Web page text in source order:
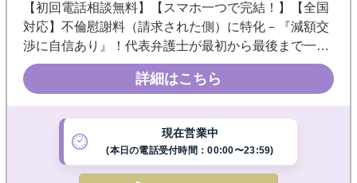
【初回電話相談無料】【スマホ一つで完結！】【全国
対応】不倫慰謝料（請求された側）に特化－『減額交
渉に自信あり』！代表弁護士が最初から最後まで一貫
して対応します。粘り強い交渉で依頼者様の利益を追
求し、家族や職場に知られず解決◎夜間休日も電話で
当日ご相談OK
詳細はこちら
現在営業中
(本日の電話受付時間：00:00〜23:59)